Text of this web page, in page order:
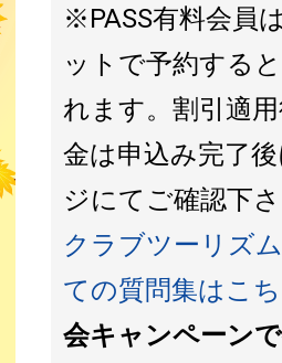
※PASS有料会員
ットで予約する
れます。割引適
金は申込み完了
ジにてご確認下さ
クラブツーリズ
ての質問集はこ
会キャンペーン